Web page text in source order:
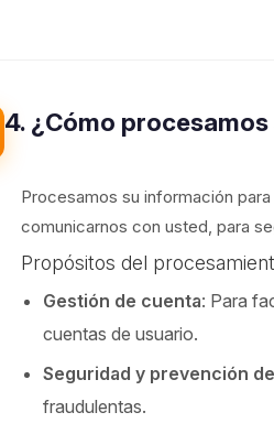
4. ¿Cómo
Procesamos su información
comunicarnos con usted, para
Propósitos del
Gestión de cuenta: Para
cuentas de usuario.
Seguridad y prevención
fraudulentas.